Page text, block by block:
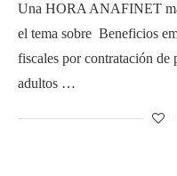
Una HORA ANAFINET
el tema sobre Beneficios
fiscales por contratación de
adultos …